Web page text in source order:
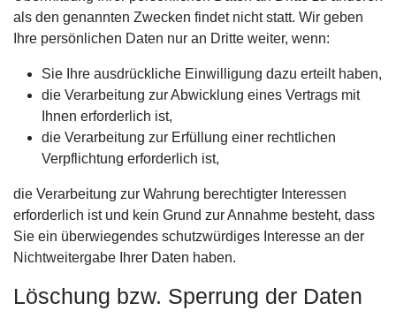
als den genannten Zwecken findet nicht statt. Wir geben
Ihre persönlichen Daten nur an Dritte weiter, wenn:
Sie Ihre ausdrückliche Einwilligung dazu erteilt haben,
die Verarbeitung zur Abwicklung eines Vertrags mit
Ihnen erforderlich ist,
die Verarbeitung zur Erfüllung einer rechtlichen
Verpflichtung erforderlich ist,
die Verarbeitung zur Wahrung berechtigter Interessen
erforderlich ist und kein Grund zur Annahme besteht, dass
Sie ein überwiegendes schutzwürdiges Interesse an der
Nichtweitergabe Ihrer Daten haben.
Löschung bzw. Sperrung der Daten